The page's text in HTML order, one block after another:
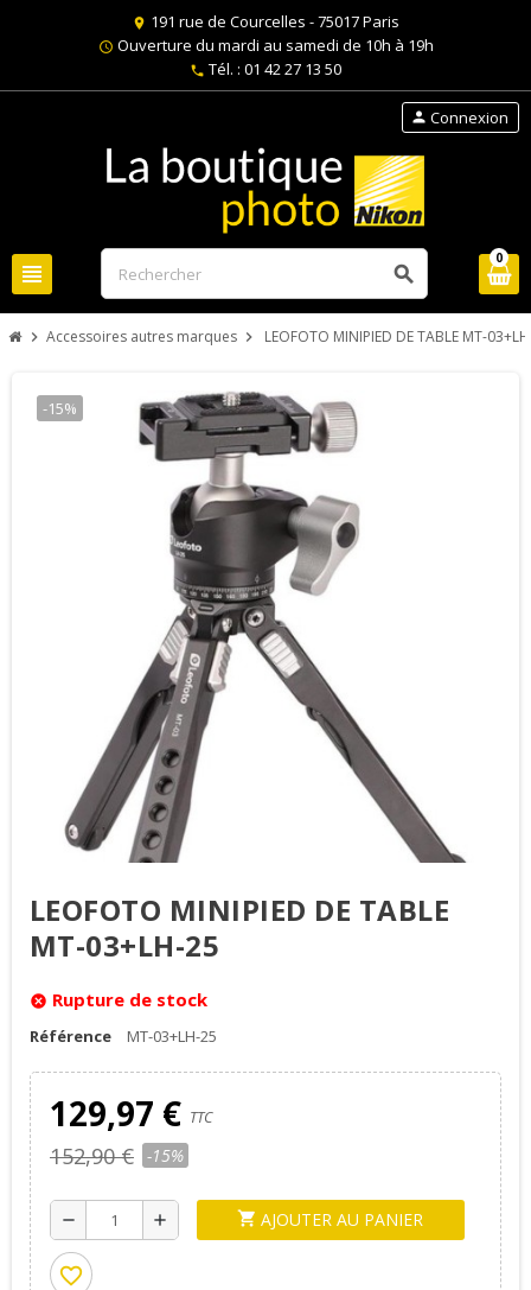
location_on 191 rue de Courcelles - 75017 Paris
schedule Ouverture du mardi au samedi de 10h à 19h
phone Tél. : 01 42 27 13 50
view_headline search
person Connexion
0
chevron_right Accessoires autres marques chevron_right LEOFOTO MINIPIED DE TABLE MT-
-15%
LEOFOTO MINIPIED DE TABLE
MT-03+LH-25
cancel Rupture de stock
Référence MT-03+LH-25
129,97 € TTC
152,90 € -15%
remove add shopping_cart AJOUTER AU PANIER
favorite_border